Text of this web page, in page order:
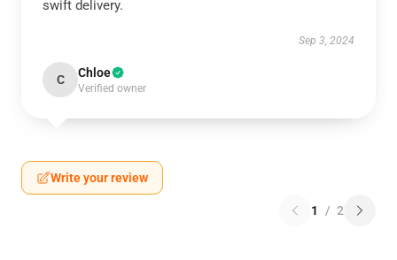
swift delivery.
Sep 3, 2024
C Chloe
Verified owner
Write your review
1 / 2